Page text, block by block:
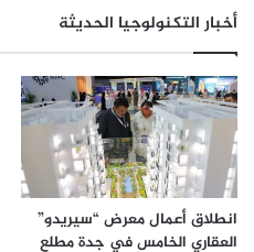
أخبار التكنولوجيا الحديثة
انطلاق أعمال معرض “سيريدو”
العقاري الخامس في جدة مطلع